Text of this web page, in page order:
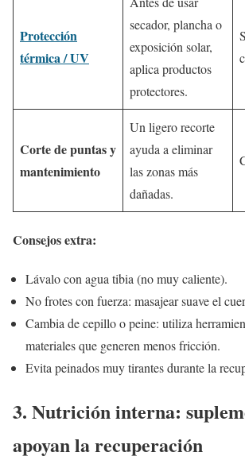
Protección
térmica / UV
secador, plancha o
exposición solar,
aplica productos
protectores.
Corte de puntas y
mantenimiento
Un ligero recorte
ayuda a eliminar
las zonas más
dañadas.
Consejos extra:
Lávalo con agua tibia (no muy caliente).
No frotes con fuerza: masajear suave el
Cambia de cepillo o peine: utiliza
materiales que generen menos fricción.
Evita peinados muy tirantes durante la
3. Nutrición interna:
apoyan la recuperación